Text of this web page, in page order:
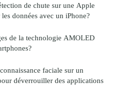
de chute sur une Apple
données avec un iPhone?
de la technologie AMOLED
faciale sur un
déverrouiller des applications